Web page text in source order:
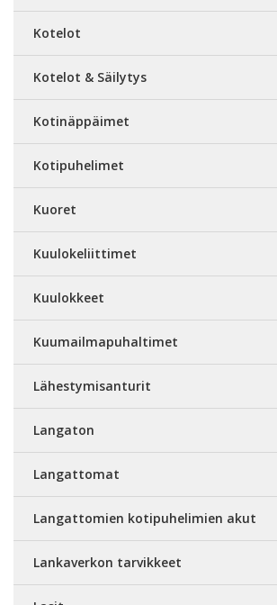
Kotelot
Kotelot & Säilytys
Kotinäppäimet
Kotipuhelimet
Kuoret
Kuulokeliittimet
Kuulokkeet
Kuumailmapuhaltimet
Lähestymisanturit
Langaton
Langattomat
Langattomien kotipuhelimien akut
Lankaverkon tarvikkeet